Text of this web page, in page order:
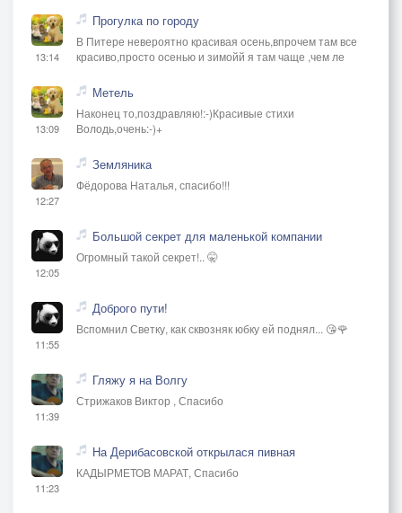
13:14
Прогулка по городу
В Питере невероятно красивая осень,впрочем там все
красиво,просто осенью и зимойй я там чаще ,чем ле
13:09
Метель
Наконец то,поздравляю!:-)Красивые стихи
Володь,очень:-)+
12:27
Земляника
Фёдорова Наталья, спасибо!!!
12:05
Большой секрет для маленькой компании
Огромный такой секрет!.. 🤫
11:55
Доброго пути!
Вспомнил Светку, как сквозняк юбку ей поднял... 😘🌹
11:39
Гляжу я на Волгу
Стрижаков Виктор , Спасибо
11:23
На Дерибасовской открылася пивная
КАДЫРМЕТОВ МАРАТ, Спасибо